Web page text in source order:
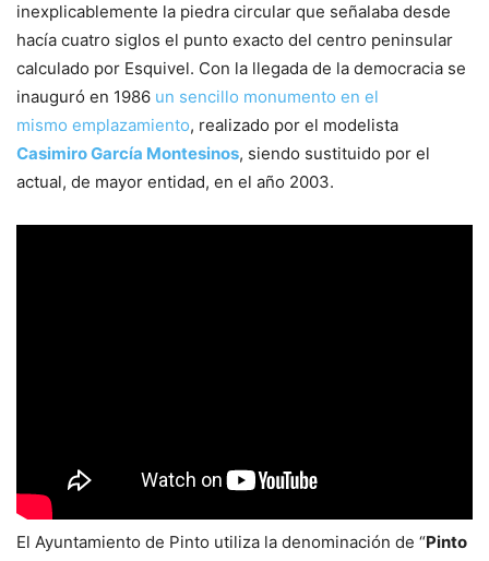
inexplicablemente la piedra circular que señalaba desde
hacía cuatro siglos el punto exacto del centro peninsular
calculado por Esquivel. Con la llegada de la democracia se
inauguró en 1986 un sencillo monumento en el
mismo emplazamiento, realizado por el modelista
Casimiro García Montesinos, siendo sustituido por el
actual, de mayor entidad, en el año 2003.
El Ayuntamiento de Pinto utiliza la denominación de “Pinto